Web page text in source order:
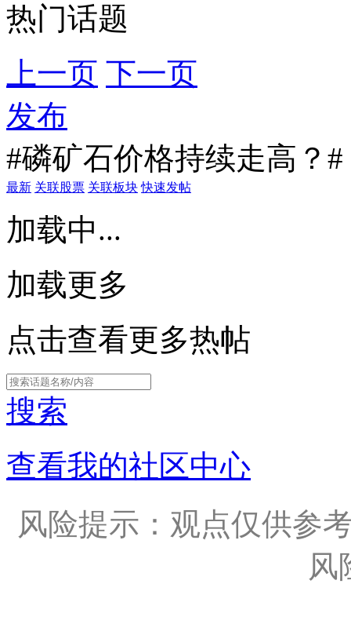
热门话题
上一页 下一页
发布
#磷矿石价格持续走高？#
最新 关联股票 关联板块 快速发帖
加载中...
加载更多
点击查看更多热帖
搜索
查看我的社区中心
风险提示：观点仅供参
风